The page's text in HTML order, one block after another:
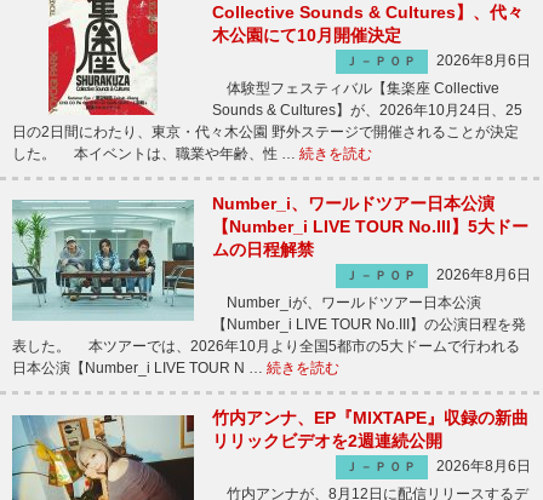
Collective Sounds & Cultures】、代々
木公園にて10月開催決定
Ｊ－ＰＯＰ
2026年8月6日
体験型フェスティバル【集楽座 Collective
Sounds & Cultures】が、2026年10月24日、25
日の2日間にわたり、東京・代々木公園 野外ステージで開催されることが決定
した。 本イベントは、職業や年齢、性 … 続きを読む
Number_i、ワールドツアー日本公演
【Number_i LIVE TOUR No.III】5大ドー
ムの日程解禁
Ｊ－ＰＯＰ
2026年8月6日
Number_iが、ワールドツアー日本公演
【Number_i LIVE TOUR No.III】の公演日程を発
表した。 本ツアーでは、2026年10月より全国5都市の5大ドームで行われる
日本公演【Number_i LIVE TOUR N … 続きを読む
竹内アンナ、EP『MIXTAPE』収録の新曲
リリックビデオを2週連続公開
Ｊ－ＰＯＰ
2026年8月6日
竹内アンナが、8月12日に配信リリースするデ